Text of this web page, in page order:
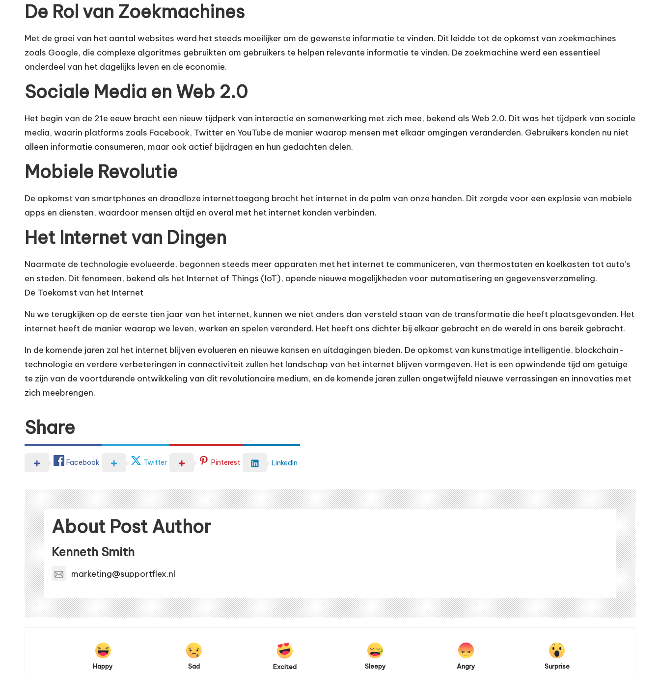
De Rol van Zoekmachines
Met de groei van het aantal websites werd het steeds moeilijker om de gewenste informatie te vinden. Dit leidde tot de opkomst van zoekmachines
zoals Google, die complexe algoritmes gebruikten om gebruikers te helpen relevante informatie te vinden. De zoekmachine werd een essentieel
onderdeel van het dagelijks leven en de economie.
Sociale Media en Web 2.0
Het begin van de 21e eeuw bracht een nieuw tijdperk van interactie en samenwerking met zich mee, bekend als Web 2.0. Dit was het tijdperk van sociale
media, waarin platforms zoals Facebook, Twitter en YouTube de manier waarop mensen met elkaar omgingen veranderden. Gebruikers konden nu niet
alleen informatie consumeren, maar ook actief bijdragen en hun gedachten delen.
Mobiele Revolutie
De opkomst van smartphones en draadloze internettoegang bracht het internet in de palm van onze handen. Dit zorgde voor een explosie van mobiele
apps en diensten, waardoor mensen altijd en overal met het internet konden verbinden.
Het Internet van Dingen
Naarmate de technologie evolueerde, begonnen steeds meer apparaten met het internet te communiceren, van thermostaten en koelkasten tot auto’s
en steden. Dit fenomeen, bekend als het Internet of Things (IoT), opende nieuwe mogelijkheden voor automatisering en gegevensverzameling.
De Toekomst van het Internet
Nu we terugkijken op de eerste tien jaar van het internet, kunnen we niet anders dan versteld staan van de transformatie die heeft plaatsgevonden. Het
internet heeft de manier waarop we leven, werken en spelen veranderd. Het heeft ons dichter bij elkaar gebracht en de wereld in ons bereik gebracht.
In de komende jaren zal het internet blijven evolueren en nieuwe kansen en uitdagingen bieden. De opkomst van kunstmatige intelligentie, blockchain-
technologie en verdere verbeteringen in connectiviteit zullen het landschap van het internet blijven vormgeven. Het is een opwindende tijd om getuige
te zijn van de voortdurende ontwikkeling van dit revolutionaire medium, en de komende jaren zullen ongetwijfeld nieuwe verrassingen en innovaties met
zich meebrengen.
Share
Facebook Twitter Pinterest LinkedIn
About Post Author
Kenneth Smith
marketing@supportflex.nl
Happy Sad Excited Sleepy Angry Surprise